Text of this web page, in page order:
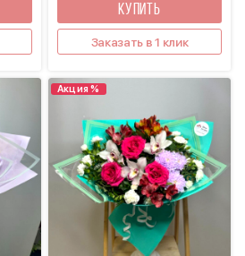
КУПИТЬ
Заказать в 1 клик
Акция %